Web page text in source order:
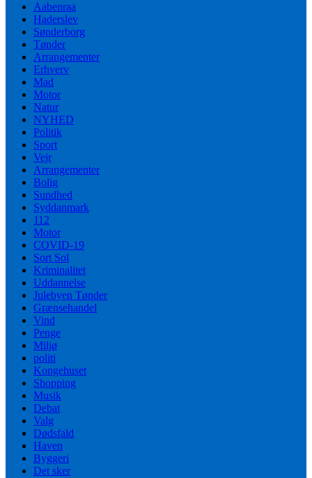
Aabenraa
Haderslev
Sønderborg
Tønder
Arrangementer
Erhverv
Mad
Motor
Natur
NYHED
Politik
Sport
Vejr
Arrangementer
Bolig
Sundhed
Syddanmark
112
Motor
COVID-19
Sort Sol
Kriminalitet
Uddannelse
Julebyen Tønder
Grænsehandel
Vind
Penge
Miljø
politi
Kongehuset
Shopping
Musik
Debat
Valg
Dødsfald
Haven
Byggeri
Det sker